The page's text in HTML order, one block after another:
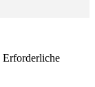
Erforderliche